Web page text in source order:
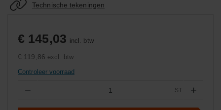
Technische tekeningen
€ 145,03 incl. btw
€ 119,86 excl. btw
Controleer voorraad
− ST +